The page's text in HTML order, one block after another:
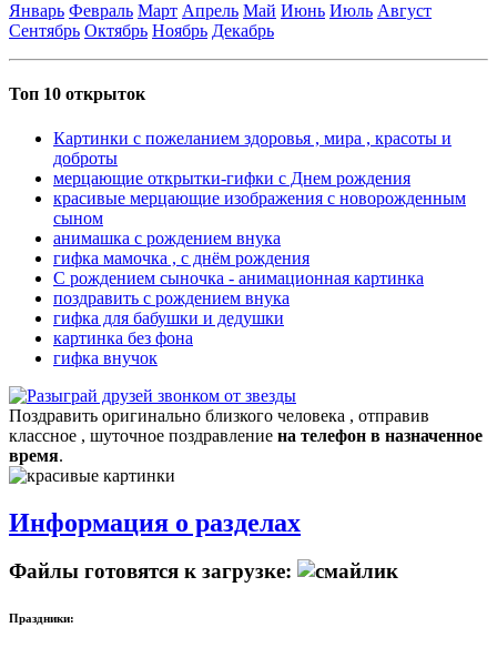
Январь Февраль Март Апрель Май Июнь Июль Август
Сентябрь Октябрь Ноябрь Декабрь
Топ 10 открыток
Картинки с пожеланием здоровья , мира , красоты и
доброты
мерцающие открытки-гифки с Днем рождения
красивые мерцающие изображения с новорожденным
сыном
анимашка с рождением внука
гифка мамочка , с днём рождения
С рождением сыночка - анимационная картинка
поздравить с рождением внука
гифка для бабушки и дедушки
картинка без фона
гифка внучок
Поздравить оригинально близкого человека , отправив
классное , шуточное поздравление на телефон в назначенное
время.
Информация о разделах
Файлы готовятся к загрузке:
Праздники: